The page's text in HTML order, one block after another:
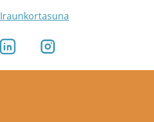
Iraunkortasuna